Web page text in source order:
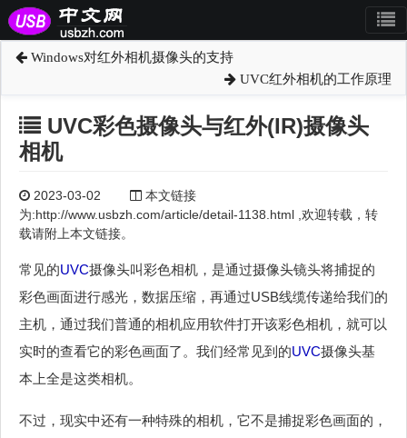
Windows对红外相机摄像头的支持
UVC红外相机的工作原理
UVC彩色摄像头与红外(IR)摄像头
相机
2023-03-02
本文链接
为:http://www.usbzh.com/article/detail-1138.html ,欢迎转载，转
载请附上本文链接。
常见的UVC摄像头叫彩色相机，是通过摄像头镜头将捕捉的
彩色画面进行感光，数据压缩，再通过USB线缆传递给我们的
主机，通过我们普通的相机应用软件打开该彩色相机，就可以
实时的查看它的彩色画面了。我们经常见到的UVC摄像头基
本上全是这类相机。
不过，现实中还有一种特殊的相机，它不是捕捉彩色画面的，